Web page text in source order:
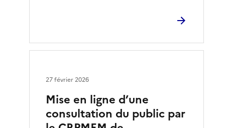
Mise en ligne d’une
consultation du public par
27 février 2026